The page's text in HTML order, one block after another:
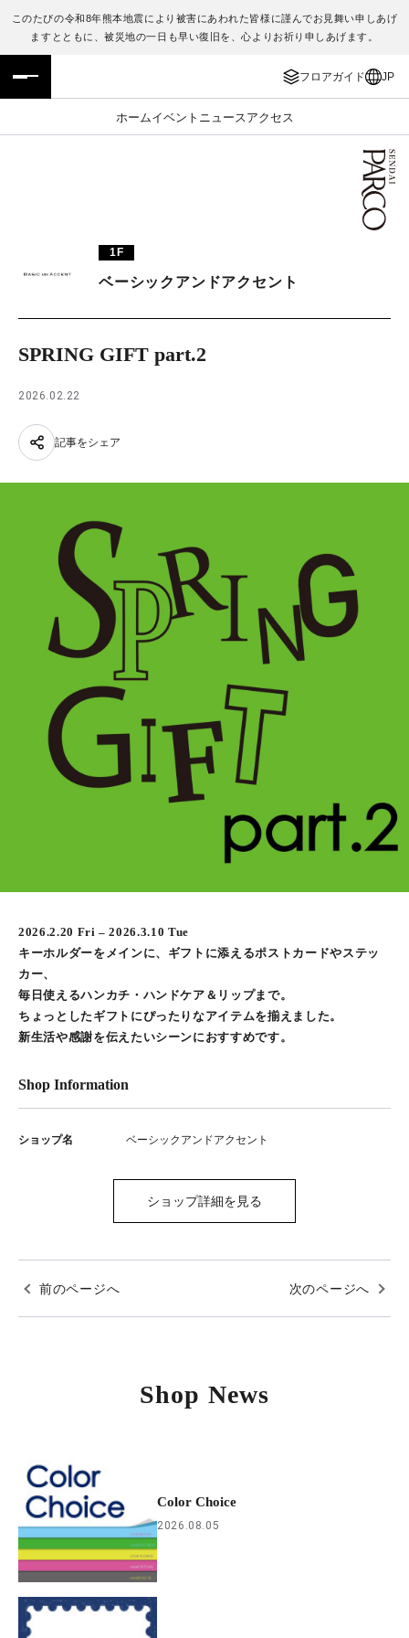
このたびの令和8年熊本地震により被害にあわれた皆様に謹んでお見舞い申しあげ
ますとともに、被災地の一日も早い復旧を、心よりお祈り申しあげます。
フロアガイド JP
ホームイベント ニュース アクセス
フロアガイド
施設案内・アクセス
TAX FREE
ENGLISH
繁体字
日本語
1F
ベーシックアンドアクセント
SPRING GIFT part.2
2026.02.22
記事をシェア
2026.2.20 Fri – 2026.3.10 Tue
キーホルダーをメインに、ギフトに添えるポストカードやステッ
カー、
毎日使えるハンカチ・ハンドケア＆リップまで。
ちょっとしたギフトにぴったりなアイテムを揃えました。
新生活や感謝を伝えたいシーンにおすすめです。
Shop Information
ショップ名 ベーシックアンドアクセント
ショップ詳細を見る
前のページへ 次のページへ
Shop News
Color Choice
2026.08.05